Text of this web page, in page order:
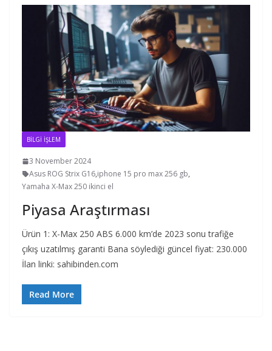
BİLGİ İŞLEM
3 November 2024
Asus ROG Strix G16,iphone 15 pro max 256 gb,
Yamaha X-Max 250 ikinci el
Piyasa Araştırması
Ürün 1: X-Max 250 ABS 6.000 km’de 2023 sonu trafiğe
çıkış uzatılmış garanti Bana söylediği güncel fiyat: 230.000
İlan linki: sahibinden.com
Read More